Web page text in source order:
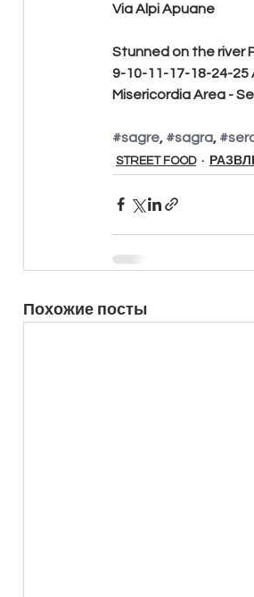
Via Alpi Apuane
Stunned on the river
9-10-11-17-18-24-25
Misericordia Area -
#sagre, #sagra,
STREET FOOD
Похожие посты